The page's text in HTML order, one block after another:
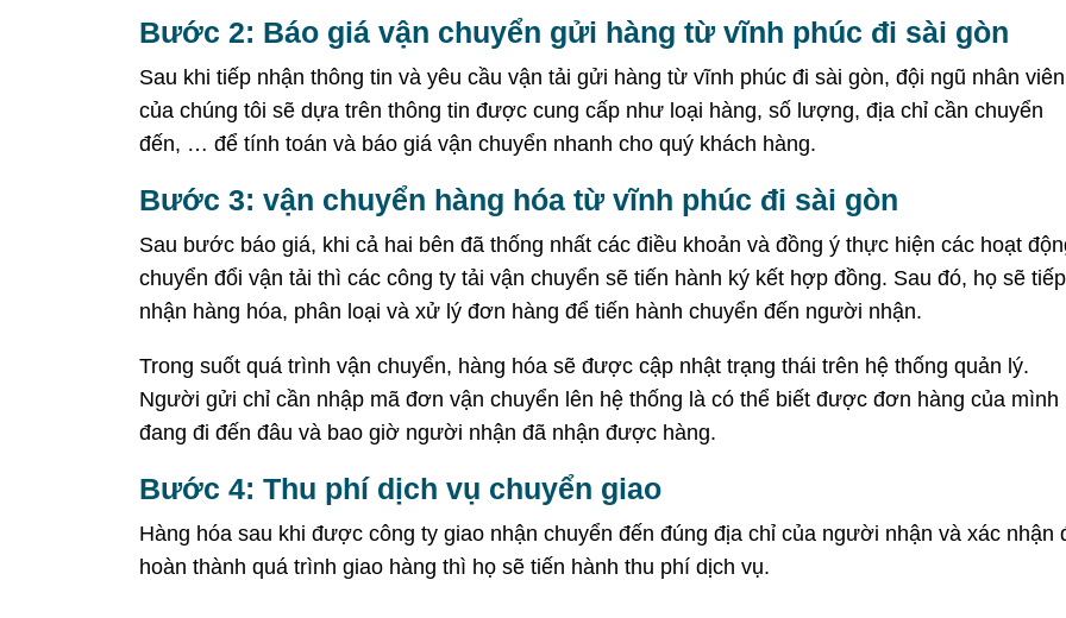
Bước 2: Báo giá vận chuyển gửi hàng từ vĩnh phúc đi sài gòn
Sau khi tiếp nhận thông tin và yêu cầu vận tải gửi hàng từ vĩnh phúc đi sài gòn, đội ngũ nhân viên
của chúng tôi sẽ dựa trên thông tin được cung cấp như loại hàng, số lượng, địa chỉ cần chuyển
đến, … để tính toán và báo giá vận chuyển nhanh cho quý khách hàng.
Bước 3: vận chuyển hàng hóa từ vĩnh phúc đi sài gòn
Sau bước báo giá, khi cả hai bên đã thống nhất các điều khoản và đồng ý thực hiện các hoạt
chuyển đổi vận tải thì các công ty tải vận chuyển sẽ tiến hành ký kết hợp đồng. Sau đó, họ sẽ tiếp
nhận hàng hóa, phân loại và xử lý đơn hàng để tiến hành chuyển đến người nhận.
Trong suốt quá trình vận chuyển, hàng hóa sẽ được cập nhật trạng thái trên hệ thống quản lý.
Người gửi chỉ cần nhập mã đơn vận chuyển lên hệ thống là có thể biết được đơn hàng của mình
đang đi đến đâu và bao giờ người nhận đã nhận được hàng.
Bước 4: Thu phí dịch vụ chuyển giao
Hàng hóa sau khi được công ty giao nhận chuyển đến đúng địa chỉ của người nhận và xác nhận
hoàn thành quá trình giao hàng thì họ sẽ tiến hành thu phí dịch vụ.